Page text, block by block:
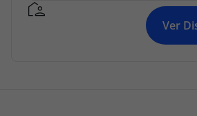
Ver